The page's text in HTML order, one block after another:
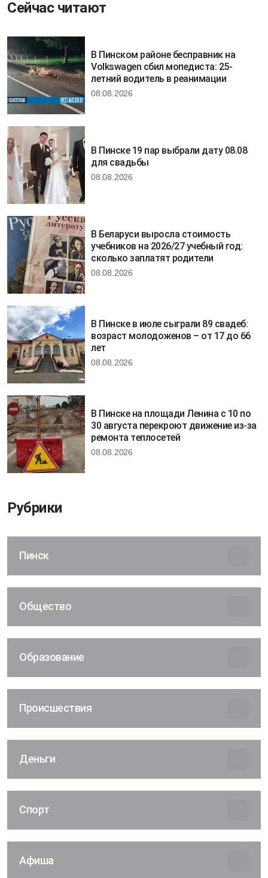
Сейчас читают
В Пинском районе бесправник на
Volkswagen сбил мопедиста: 25-
летний водитель в реанимации
08.08.2026
В Пинске 19 пар выбрали дату 08.08
для свадьбы
08.08.2026
В Беларуси выросла стоимость
учебников на 2026/27 учебный год:
сколько заплатят родители
08.08.2026
В Пинске в июле сыграли 89 свадеб:
возраст молодоженов – от 17 до 66
лет
08.08.2026
В Пинске на площади Ленина с 10 по
30 августа перекроют движение из-за
ремонта теплосетей
08.08.2026
Рубрики
Пинск
Общество
Образование
Происшествия
Деньги
Спорт
Афиша